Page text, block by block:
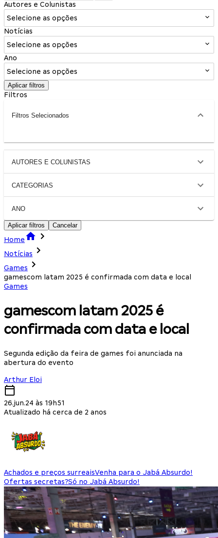
Autores e Colunistas
Selecione as opções
Notícias
Selecione as opções
Ano
Selecione as opções
Aplicar filtros
Filtros
Filtros Selecionados
AUTORES E COLUNISTAS
CATEGORIAS
ANO
Aplicar filtros Cancelar
Home
Notícias
Games
gamescom latam 2025 é confirmada com data e local
Games
gamescom latam 2025 é
confirmada com data e local
Segunda edição da feira de games foi anunciada na
abertura do evento
Arthur Eloi
26.jun.24 às 19h51
Atualizado há cerca de 2 anos
Achados e preços surreaisVenha para o Jabá Absurdo!
Ofertas secretas?Só no Jabá Absurdo!